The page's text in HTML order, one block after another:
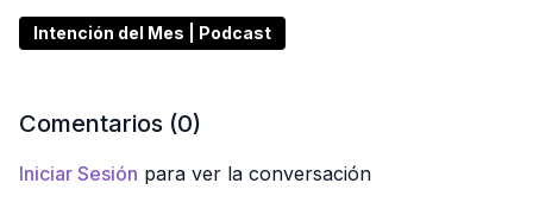
Intención del Mes | Podcast
Comentarios (0)
Iniciar Sesión para ver la conversación